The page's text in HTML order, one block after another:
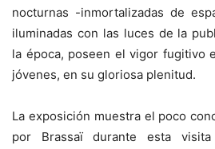
nocturnas -inmortalizadas de
iluminadas con las luces de la
la época, poseen el vigor fugitivo
jóvenes, en su gloriosa plenitud.
La exposición muestra el poco
por Brassaï durante esta